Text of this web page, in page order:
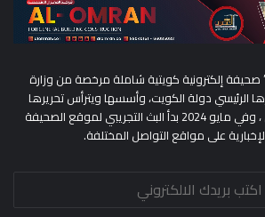
إلكترونية كويتية شاملة مرخصة من وزارة
الرئيسي دولة الكويت، وأسسها ويترأس تحريرها
الكاتب/ مطلق الحريجي ، وفي مايو 2024 بدأ البث التجريبي لموقع الصحيفة
على مواقع التواصل المختلفة.